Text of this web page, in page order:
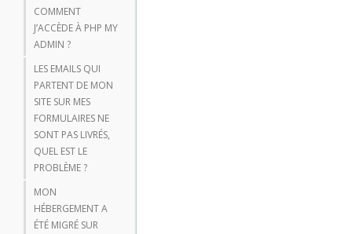
COMMENT
J’ACCÈDE À PHP MY
ADMIN ?
LES EMAILS QUI
PARTENT DE MON
SITE SUR MES
FORMULAIRES NE
SONT PAS LIVRÉS,
QUEL EST LE
PROBLÈME ?
MON
HÉBERGEMENT A
ÉTÉ MIGRÉ SUR